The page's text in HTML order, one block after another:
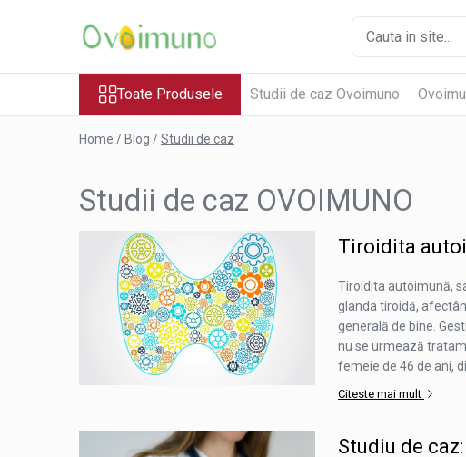
Pachete și Promoții
Adulți/Adolescenți
Recuperare Fizică
Poliartrită Reumatoidă
Hipertiroidita Hashimoto
Toate Produsele Studii de caz Ovoimuno
Home / Blog /Studii de caz
Studii de caz OVOIMUNO
Tiroidita
Tiroidita autoimună,
glanda tiroidă,
generală de bine.
nu se urmează
femeie de 46 de ani,
Citeste mai mult
Studiu de